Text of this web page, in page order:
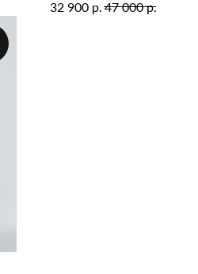
32 900 р. 47 000 р.